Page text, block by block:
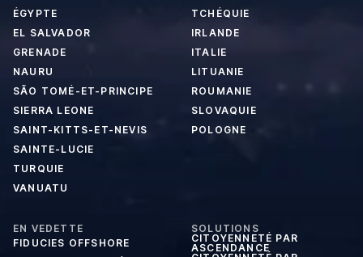
ÉGYPTE
EL SALVADOR
GRENADE
NAURU
SÃO TOMÉ-ET-PRINCIPE
SIERRA LEONE
SAINT-KITTS-ET-NEVIS
SAINTE-LUCIE
TURQUIE
VANUATU
TCHÉQUIE
IRLANDE
ITALIE
LITUANIE
ROUMANIE
SLOVAQUIE
POLOGNE
EN VEDETTE
FIDUCIES OFFSHORE
SOLUTIONS
CITOYENNETÉ PAR
ASCENDANCE